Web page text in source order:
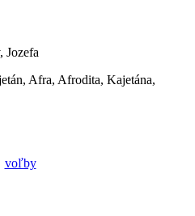
Jozefa
Afra, Afrodita, Kajetána,